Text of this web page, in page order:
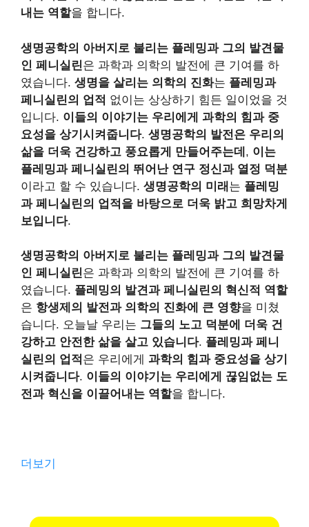
내는 역할을 합니다.
생명공학의 아버지로 불리는 플레밍과 그의 발견물
인 페니실린은 과학과 의학의 발전에 큰 기여를 하
였습니다. 생명을 살리는 의학의 진화는 플레밍과
페니실린의 업적 없이는 상상하기 힘든 일이었을 것
입니다. 이들의 이야기는 우리에게 과학의 힘과 중
요성을 상기시켜줍니다. 생명공학의 발전은 우리의
삶을 더욱 건강하고 풍요롭게 만들어주는데 , 이는
플레밍과 페니실린의 뛰어난 연구 정신과 열정 덕분
이라고 할 수 있습니다. 생명공학의 미래 는 플레밍
과 페니실린의 업적을 바탕으로 더욱 밝고 희망차게
보입니다.
생명공학의 아버지로 불리는 플레밍과 그의 발견물
인 페니실린은 과학과 의학의 발전에 큰 기여를 하
였습니다. 플레밍의 발견과 페니실린의 혁신적 역할
은 항생제의 발전과 의학의 진화에 큰 영향을 미쳤
습니다. 오늘날 우리는 그들의 노고 덕분에 더욱 건
강하고 안전한 삶을 살고 있습니다. 플레밍과 페니
실린의 업적 은 우리에게 과학의 힘과 중요성을 상기
시켜줍니다. 이들의 이야기는 우리에게 끊임없는 도
전과 혁신을 이끌어내는 역할을 합니다.
더보기